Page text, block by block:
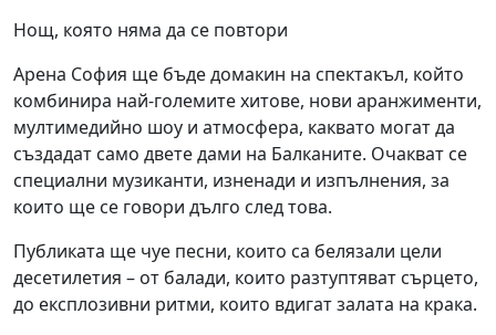
Нощ, която няма да се повтори
Арена София ще бъде домакин на спектакъл, който
комбинира най-големите хитове, нови аранжименти,
мултимедийно шоу и атмосфера, каквато могат да
създадат само двете дами на Балканите. Очакват се
специални музиканти, изненади и изпълнения, за
които ще се говори дълго след това.
Публиката ще чуе песни, които са белязали цели
десетилетия – от балади, които разтуптяват сърцето,
до експлозивни ритми, които вдигат залата на крака.